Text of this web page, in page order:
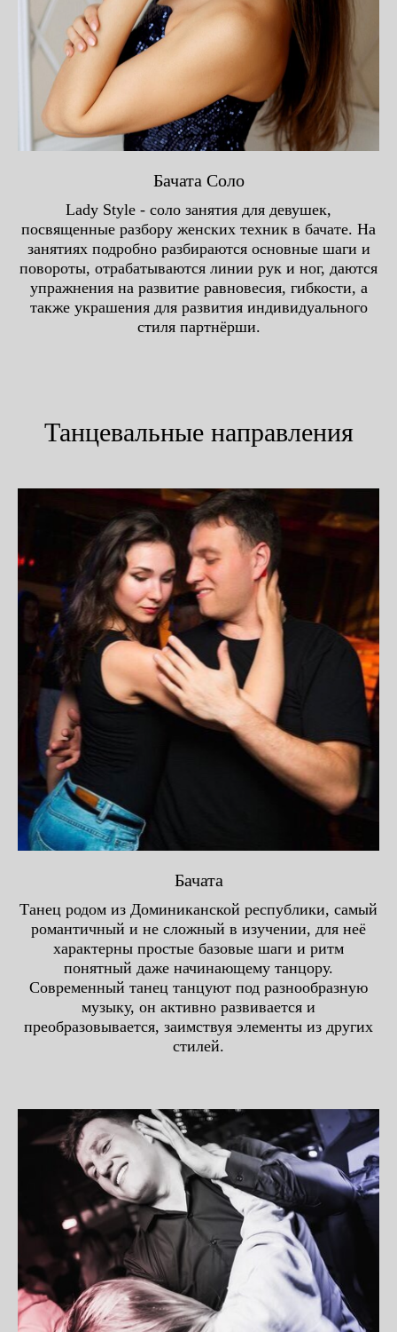
Бачата Соло
Lady Style - соло занятия для девушек,
посвященные разбору женских техник в бачате. На
занятиях подробно разбираются основные шаги и
повороты, отрабатываются линии рук и ног, даются
упражнения на развитие равновесия, гибкости, а
также украшения для развития индивидуального
стиля партнёрши.
Танцевальные направления
Бачата
Танец родом из Доминиканской республики, самый
романтичный и не сложный в изучении, для неё
характерны простые базовые шаги и ритм
понятный даже начинающему танцору.
Современный танец танцуют под разнообразную
музыку, он активно развивается и
преобразовывается, заимствуя элементы из других
стилей.